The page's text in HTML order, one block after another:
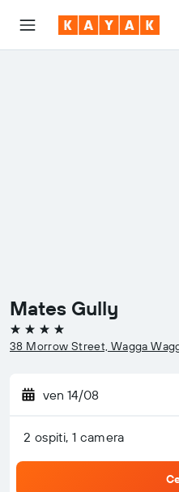
Mates Gully
4 stelle
38 Morrow Street, Wagga
ven 14/08
2 ospiti, 1 camera